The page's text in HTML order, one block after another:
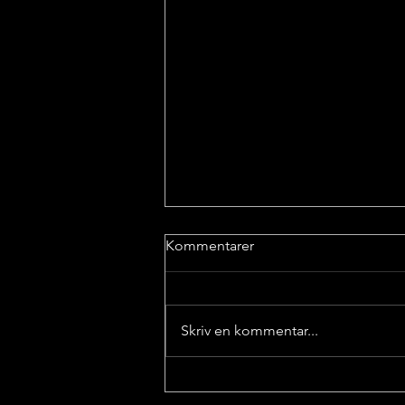
Kommentarer
Skriv en kommentar...